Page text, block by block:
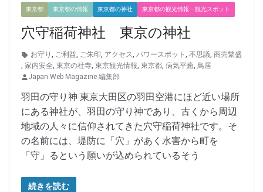
東京都 東京都の情報 東京都の神社 東京都の観光情報・観光スポット
穴守稲荷神社 東京の神社
お守り , ご利益, ご朱印, アクセス, パワースポット , 不思議, 商売繁盛
, 家内安全, 東京の社寺, 東京観光情報, 東京都, 病気平癒, 鳥居
Japan Web Magazine 編集部
羽田の守り神 東京大田区の羽田空港にほど近い場所
にある神社が、羽田の守り神であり、古くから周辺
地域の人々に信仰されてきた穴守稲荷神社です。そ
の名前には、堤防に「穴」があく水害から町を
「守」るという願いが込められているそう
続きを読む